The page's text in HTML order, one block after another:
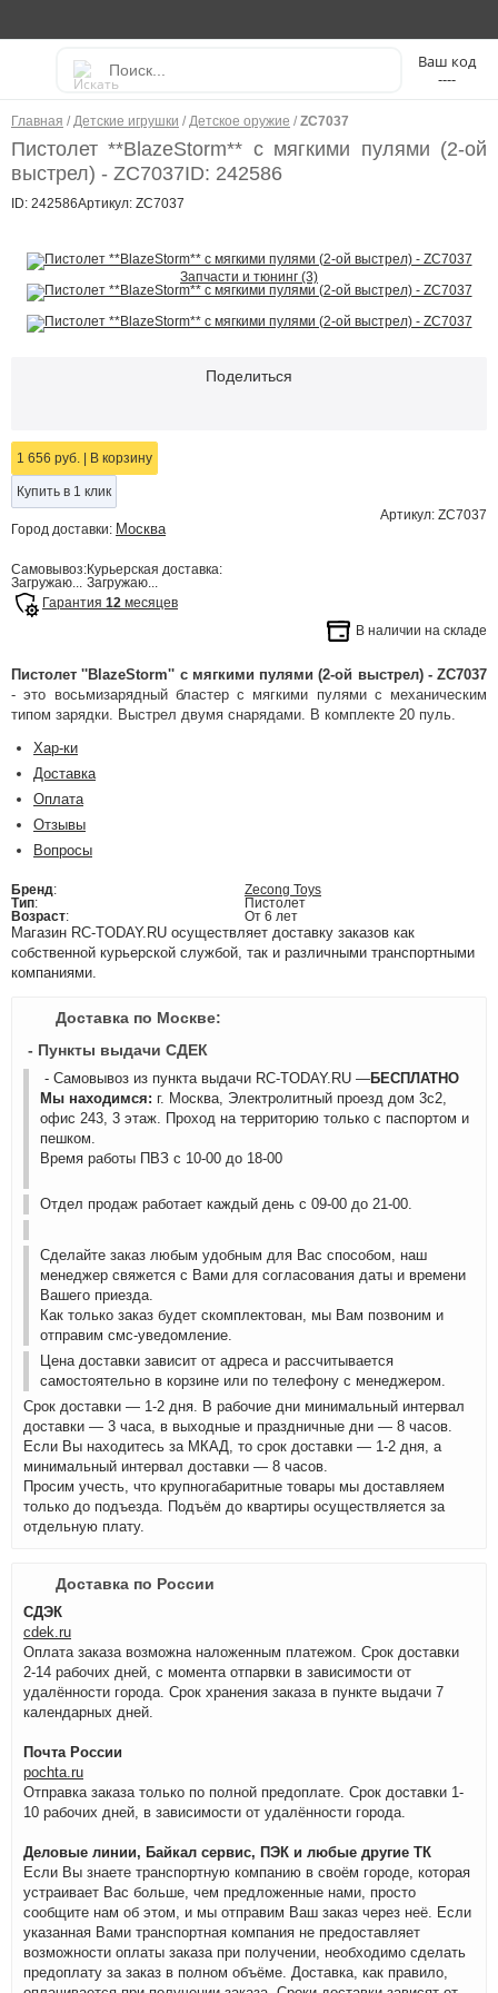
----
Главная / Детские игрушки / Детское оружие / ZC7037
Пистолет **BlazeStorm** с мягкими пулями (2-ой
выстрел) - ZC7037ID: 242586
ID: 242586Артикул: ZC7037
Запчасти и тюнинг (3)
Поделиться
1 656 руб. В корзину
Купить в 1 клик
Артикул: ZC7037
Город доставки: Москва
Самовывоз:
Загружаю...
Курьерская доставка:
Загружаю...
Гарантия 12 месяцев
В наличии на складе
Пистолет ''BlazeStorm'' с мягкими пулями (2-ой выстрел) - ZC7037
- это восьмизарядный бластер с мягкими пулями с механическим
типом зарядки. Выстрел двумя снарядами. В комплекте 20 пуль.
Хар-ки
Доставка
Оплата
Отзывы
Вопросы
Бренд:
Zecong Toys
Тип:
Пистолет
Возраст: От 6 лет
Магазин RC-TODAY.RU осуществляет доставку заказов как
собственной курьерской службой, так и различными транспортными
компаниями.
Доставка по Москве:
- Пункты выдачи СДЕК
- Самовывоз из пункта выдачи RC-TODAY.RU —БЕСПЛАТНО
Мы находимся: г. Москва, Электролитный проезд дом 3с2,
офис 243, 3 этаж. Проход на территорию только с паспортом и
пешком.
Время работы ПВЗ с 10-00 до 18-00
Отдел продаж работает каждый день с 09-00 до 21-00.
Сделайте заказ любым удобным для Вас способом, наш
менеджер свяжется с Вами для согласования даты и времени
Вашего приезда.
Как только заказ будет скомплектован, мы Вам позвоним и
отправим смс-уведомление.
Цена доставки зависит от адреса и рассчитывается
самостоятельно в корзине или по телефону с менеджером.
Срок доставки — 1-2 дня. В рабочие дни минимальный интервал
доставки — 3 часа, в выходные и праздничные дни — 8 часов.
Если Вы находитесь за МКАД, то срок доставки — 1-2 дня, а
минимальный интервал доставки — 8 часов.
Просим учесть, что крупногабаритные товары мы доставляем
только до подъезда. Подъём до квартиры осуществляется за
отдельную плату.
Доставка по России
СДЭК
cdek.ru
Оплата заказа возможна наложенным платежом. Срок доставки
2-14 рабочих дней, с момента отпарвки в зависимости от
удалённости города. Срок хранения заказа в пункте выдачи 7
календарных дней.
Почта России
pochta.ru
Отправка заказа только по полной предоплате. Срок доставки 1-
10 рабочих дней, в зависимости от удалённости города.
Деловые линии, Байкал сервис, ПЭК и любые другие ТК
Если Вы знаете транспортную компанию в своём городе, которая
устраивает Вас больше, чем предложенные нами, просто
сообщите нам об этом, и мы отправим Ваш заказ через неё. Если
указанная Вами транспортная компания не предоставляет
возможности оплаты заказа при получении, необходимо сделать
предоплату за заказ в полном объёме. Доставка, как правило,